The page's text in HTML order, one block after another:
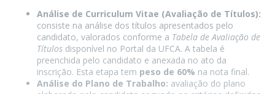
Análise de Curriculum Vitae (Avaliação de Títulos):
consiste na análise dos títulos apresentados pelo
candidato, valorados conforme a Tabela de Avaliação de
Títulos disponível no Portal da UFCA. A tabela é
preenchida pelo candidato e anexada no ato da
inscrição. Esta etapa tem peso de 60% na nota final.
Análise do Plano de Trabalho: avaliação do plano